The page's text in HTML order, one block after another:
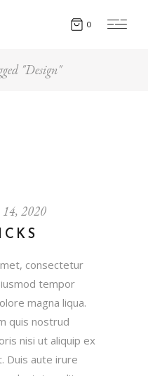
0
"Design"
14, 2020
consectetur
tempor
magna liqua.
quis nostrud
nisi ut aliquip ex
Duis aute irure